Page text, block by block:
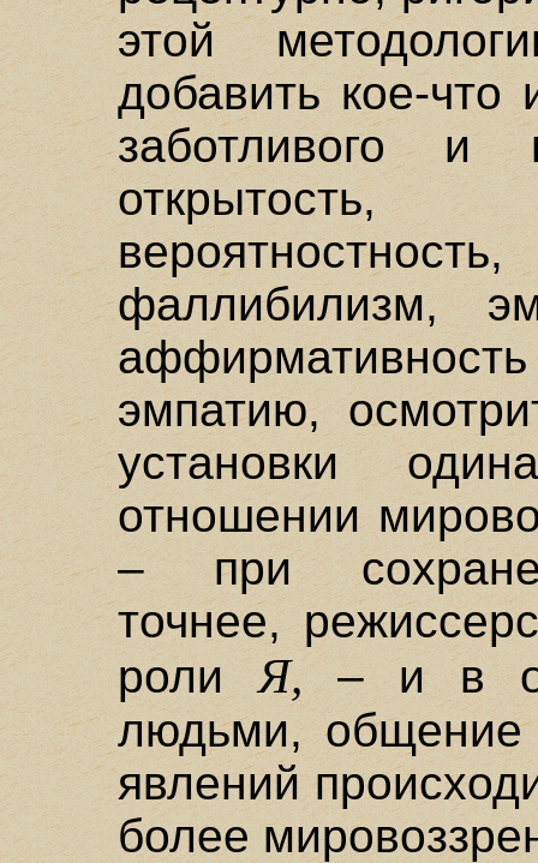
этой
добавить кое-что
заботливого и
фаллибилизм,
эмпатию,
установки
отношении
– при
точнее,
ролиЯ,– и в
людьми, общение
явлений
более